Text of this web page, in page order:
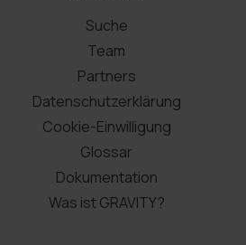
Suche
Team
Partners
Datenschutzerklärung
Cookie-Einwilligung
Glossar
Dokumentation
Was ist GRAVITY?